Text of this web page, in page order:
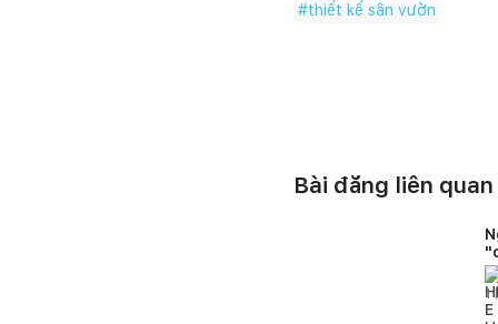
#thiết kế sân vườn
Bài đăng liên quan
1